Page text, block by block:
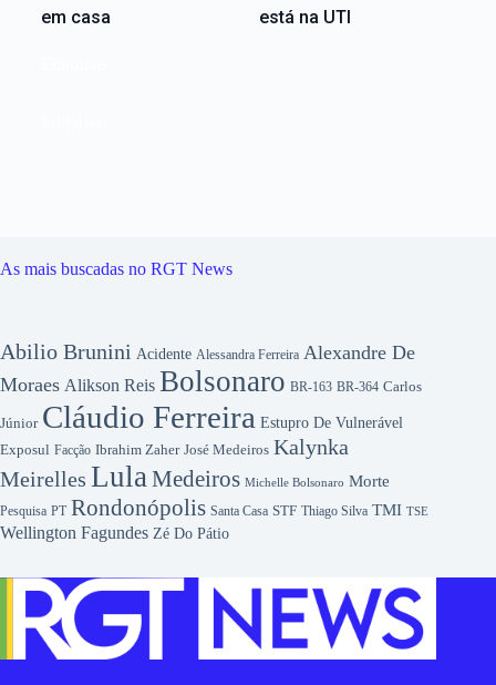
em casa
está na UTI
As mais buscadas no RGT News
Abilio Brunini Acidente Alessandra Ferreira Alexandre De
Moraes Alikson Reis Bolsonaro BR-163 BR-364 Carlos
Júnior Cláudio Ferreira Estupro De Vulnerável
Exposul Facção Ibrahim Zaher José Medeiros Kalynka
Meirelles Lula Medeiros Michelle Bolsonaro Morte
Pesquisa PT Rondonópolis Santa Casa STF Thiago Silva TMI TSE
Wellington Fagundes Zé Do Pátio